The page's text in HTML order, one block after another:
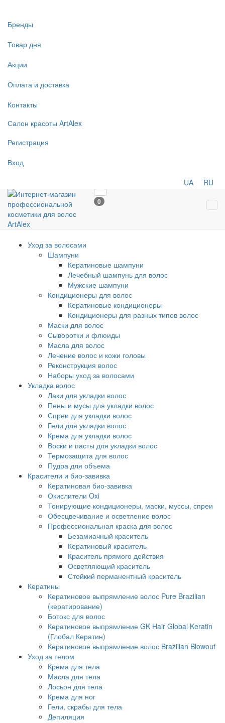
Бренды
Товар дня
Акции
Оплата и доставка
Контакты
Салон красоты ArtAlex
Регистрация
Вход
UA RU
0
Уход за волосами
Шампуни
Кератиновые шампуни
Лечебный шампунь для волос
Мужские шампуни
Кондиционеры для волос
Кератиновые кондиционеры
Кондиционеры для разных типов волос
Маски для волос
Сыворотки и флюиды
Масла для волос
Лечение волос и кожи головы
Реконструкция волос
Наборы уход за волосами
Укладка волос
Лаки для укладки волос
Пены и мусы для укладки волос
Спреи для укладки волос
Гели для укладки волос
Крема для укладки волос
Воски и пасты для укладки волос
Термозащита для волос
Пудра для объема
Красители и био-завивка
Кератиновая био-завивка
Окислители Oxi
Тонирующие кондиционеры, маски, муссы, спреи
Обесцвечивание и осветление волос
Профессиональная краска для волос
Безамиачный краситель
Кератиновый краситель
Краситель прямого действия
Осветляющий краситель
Стойкий перманентный краситель
Кератины
Кератиновое выпрямление волос Pure Brazilian
(кератирование)
Ботокс для волос
Кератиновое выпрямление GK Hair Global Keratin
(Глобал Кератин)
Кератиновое выпрямление волос Brazilian Blowout
Уход за телом
Крема для тела
Масла для тела
Лосьон для тела
Крема для ног
Гели, скрабы для тела
Депиляция